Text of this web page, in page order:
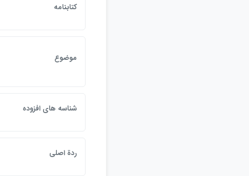
كتابنامه
موضوع
شناسه هاي افزوده
ردة اصلي